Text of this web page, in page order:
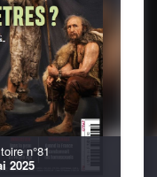
n°81
2025